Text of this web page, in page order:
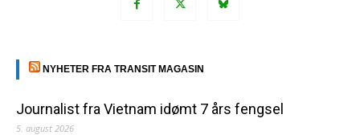
NYHETER FRA TRANSIT MAGASIN
Journalist fra Vietnam idømt 7 års fengsel
5. august 2026